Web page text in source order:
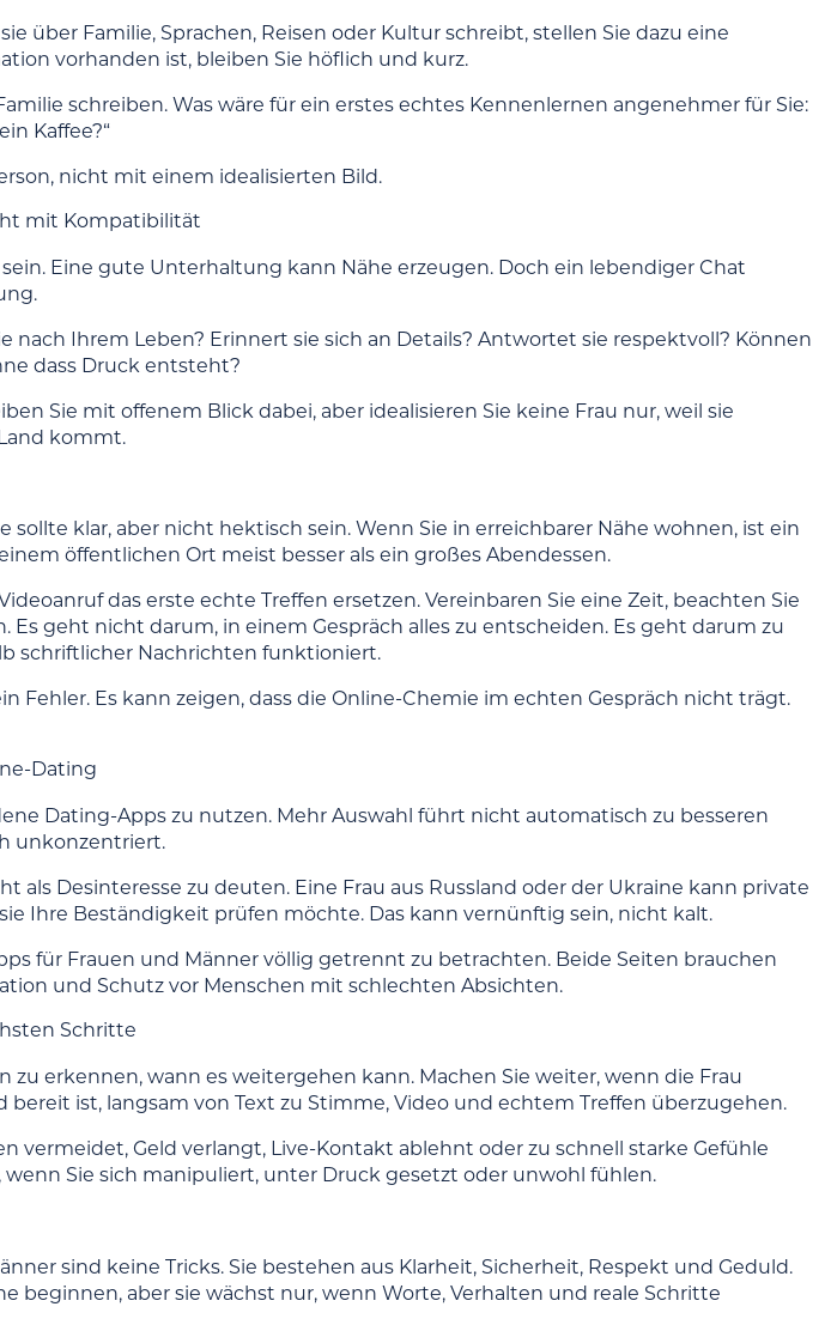
über Familie, Sprachen, Reisen oder Kultur schreibt, stellen Sie dazu eine
vorhanden ist, bleiben Sie höflich und kurz.
schreiben. Was wäre für ein erstes echtes Kennenlernen angenehmer für Sie:
Kaffee?“
nicht mit einem idealisierten Bild.
mit Kompatibilität
Eine gute Unterhaltung kann Nähe erzeugen. Doch ein lebendiger Chat
nach Ihrem Leben? Erinnert sie sich an Details? Antwortet sie respektvoll? Können
dass Druck entsteht?
Sie mit offenem Blick dabei, aber idealisieren Sie keine Frau nur, weil sie
kommt.
sollte klar, aber nicht hektisch sein. Wenn Sie in erreichbarer Nähe wohnen, ist ein
öffentlichen Ort meist besser als ein großes Abendessen.
das erste echte Treffen ersetzen. Vereinbaren Sie eine Zeit, beachten Sie
Es geht nicht darum, in einem Gespräch alles zu entscheiden. Es geht darum zu
schriftlicher Nachrichten funktioniert.
Fehler. Es kann zeigen, dass die Online-Chemie im echten Gespräch nicht trägt.
Dating
Dating-Apps zu nutzen. Mehr Auswahl führt nicht automatisch zu besseren
unkonzentriert.
als Desinteresse zu deuten. Eine Frau aus Russland oder der Ukraine kann private
Ihre Beständigkeit prüfen möchte. Das kann vernünftig sein, nicht kalt.
für Frauen und Männer völlig getrennt zu betrachten. Beide Seiten brauchen
und Schutz vor Menschen mit schlechten Absichten.
Schritte
zu erkennen, wann es weitergehen kann. Machen Sie weiter, wenn die Frau
bereit ist, langsam von Text zu Stimme, Video und echtem Treffen überzugehen.
vermeidet, Geld verlangt, Live-Kontakt ablehnt oder zu schnell starke Gefühle
Sie sich manipuliert, unter Druck gesetzt oder unwohl fühlen.
sind keine Tricks. Sie bestehen aus Klarheit, Sicherheit, Respekt und Geduld.
beginnen, aber sie wächst nur, wenn Worte, Verhalten und reale Schritte